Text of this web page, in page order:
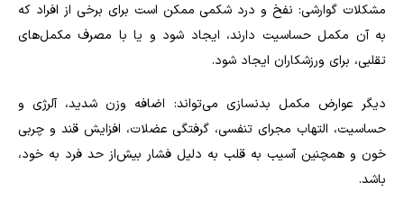
مشکلات گوارشی: نفخ و درد شکمی ممکن است برای برخی از افراد که
به آن مکمل حساسیت دارند، ایجاد شود و یا با مصرف مکمل‌های
تقلبی، برای ورزشکاران ایجاد شود.
دیگر عوارض مکمل بدنسازی می‌تواند: اضافه وزن شدید، آلرژی و
حساسیت، التهاب مجرای تنفسی، گرفتگی عضلات، افزایش قند و چربی
خون و همچنین آسیب به قلب به دلیل فشار بیش‌از حد فرد به خود،
باشد.